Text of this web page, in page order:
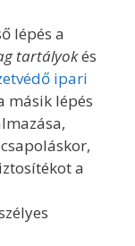
lépés a
tartályokés
ipari
másik lépés
a